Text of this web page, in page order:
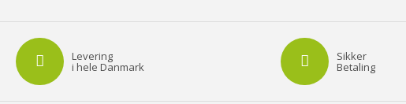
Levering
i hele Danmark
Sikker
Betaling